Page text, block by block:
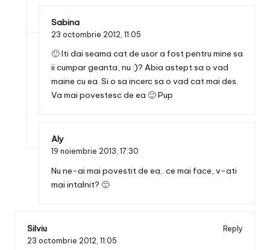
Sabina
23 octombrie 2012, 11:05
🙂 Iti dai seama cat de usor a fost pentru mine sa
ii cumpar geanta, nu :)? Abia astept sa o vad
maine cu ea. Si o sa incerc sa o vad cat mai des.
Va mai povestesc de ea 🙂 Pup
Aly
19 noiembrie 2013, 17:30
Nu ne-ai mai povestit de ea.. ce mai face, v-ati
mai intalnit? 🙂
Silviu
Reply
23 octombrie 2012, 11:05